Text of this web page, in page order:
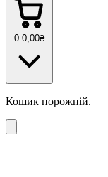
0 0 ,00₴
Кошик порожній.